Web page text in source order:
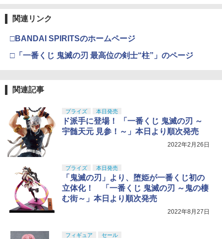
4
レンズ ウッディ バズ・ライトイヤー ハ
ム レックス 3歳以上
ーズ グローグーいっぱいコレクション3
コンプリート 4種セット カプセルトイ】
￥2,480
4
MP5A4/βスペツナズ◆東京マルイ MAR
UI AEG 電動 STD カスタム タイト 屋外
安定 鋼鉄
LAYLAX・MODE-2(モード2) スリムサプ
レッサー 100(4582109582763) ライラク
ス サイレンサー
4
TAMASHII NATIONS S.H.フィギュアー
ツ 攻殻機動隊 THE GHOST IN THE SHE
5
52TOYS BLINDBOX ディズニー プリン
セス On the Run シリーズ ブラインドボ
ックス フィギュア ガチャガチャ コレク
新年のギフトに最適 (一個入り)
￥1,650
4
BANDAI SPIRITS(バンダイスピリッツ)
30MS SIS-H00 セスティエ[カラーC] 色
分け済みプラモデル
HGAW 機動新世紀ガンダムX ガンダムエ
アマスター 1/144スケール 色分け済みプ
ラモデル
コッキングライフル ブラック
￥4,761
5
￥3,815
4
タミヤ(TAMIYA) メイクアップ材シリー
ズ No.3 タミヤセメント(角びん) 40ml 模
型用接着剤 87003
ミアムトップコートスプレー つや消し 8
8ml ホビー用仕上材 B603
関連リンク
□BANDAI SPIRITSのホームページ
□「一番くじ 鬼滅の刃 最高位の剣士“柱”」のページ
関連記事
プライズ 本日発売
ド派手に登場！ 「一番くじ 鬼滅の刃 ～
宇髄天元 見参！～」本日より順次発売
2022年2月26日
プライズ 本日発売
「鬼滅の刃」より、堕姫が一番くじ初の
立体化！ 「一番くじ 鬼滅の刃 ～鬼の棲
む街～」本日より順次発売
2022年8月27日
フィギュア セール